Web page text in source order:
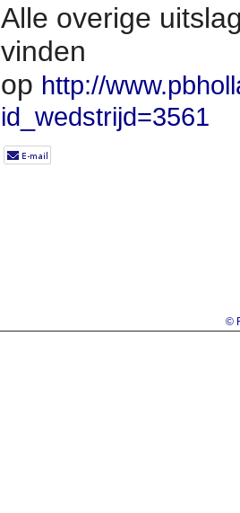
Alle overige
vinden
op http://
id_wedstrijd=3561
©